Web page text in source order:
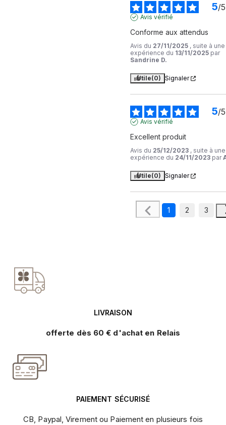
5/5
Avis vérifié
Conforme aux attendus
Avis du 27/11/2025 , suite à une
expérience du 13/11/2025 par
Sandrine D.
Utile(0) Signaler
5/5
Avis vérifié
Excellent produit
Avis du 25/12/2023 , suite à une
expérience du 24/11/2023 par
Utile(0) Signaler
1 2 3
LIVRAISON
offerte dès 60 € d'achat en Relais
PAIEMENT SÉCURISÉ
CB, Paypal, Virement ou Paiement en plusieurs fois